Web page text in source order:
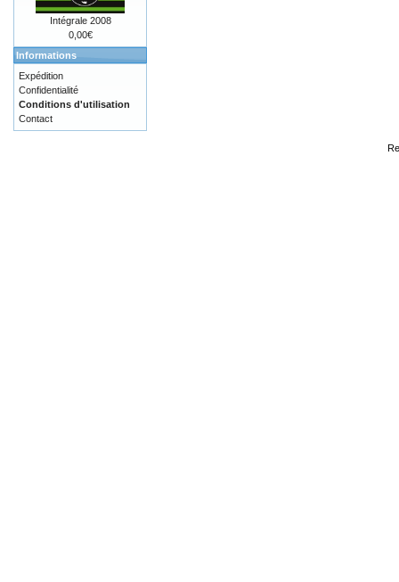
Intégrale 2008
0,00€
Informations
Expédition
Confidentialité
Conditions d'utilisation
Contact